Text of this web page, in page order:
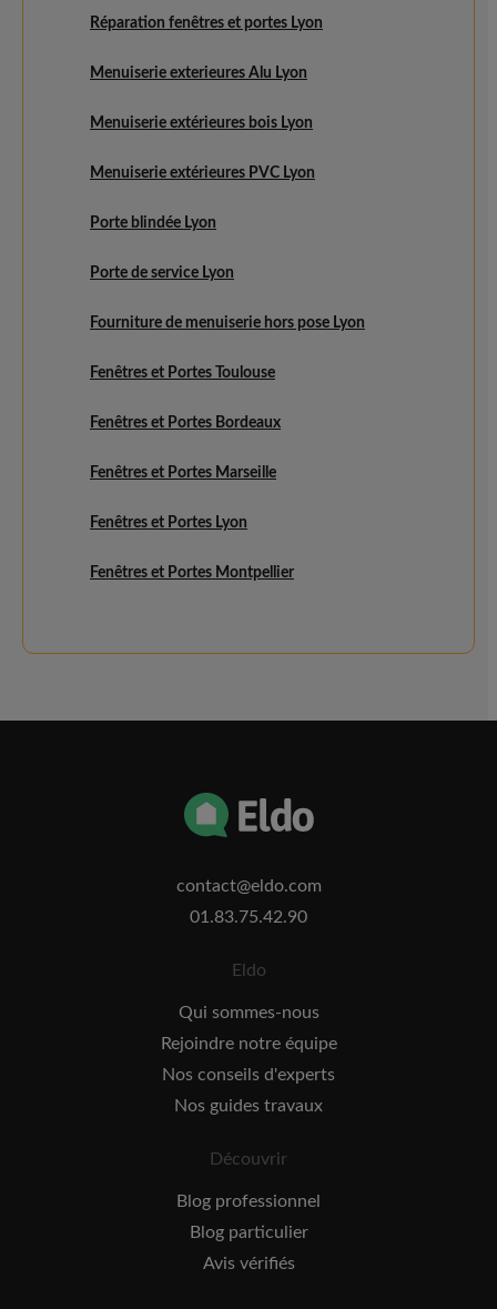
Réparation fenêtres et portes Lyon
Menuiserie exterieures Alu Lyon
Menuiserie extérieures bois Lyon
Menuiserie extérieures PVC Lyon
Porte blindée Lyon
Porte de service Lyon
Fourniture de menuiserie hors pose Lyon
Fenêtres et Portes Toulouse
Fenêtres et Portes Bordeaux
Fenêtres et Portes Marseille
Fenêtres et Portes Lyon
Fenêtres et Portes Montpellier
contact@eldo.com
01.83.75.42.90
Eldo
Qui sommes-nous
Rejoindre notre équipe
Nos conseils d'experts
Nos guides travaux
Découvrir
Blog professionnel
Blog particulier
Avis vérifiés